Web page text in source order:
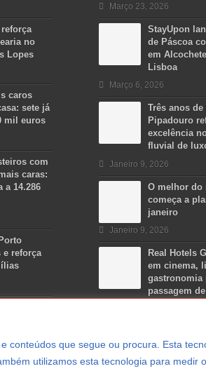
conteúdos que segue ou procura. Esta
utilizamos esta tecnologia para medir
no
Lopes
caros
sete já
mil euros
com
caras:
a 14.286
e reforça
Março 23, 2026
StayUpon
de Páscoa
em
Lisboa
Março 6, 2026
Três anos
Pipadouro
excelência
fluvial de
Janeiro 9, 2026
O melhor do
começa a
janeiro
Janeiro 9, 2026
Real Hotels
em cinema,
gastronomia
passagem